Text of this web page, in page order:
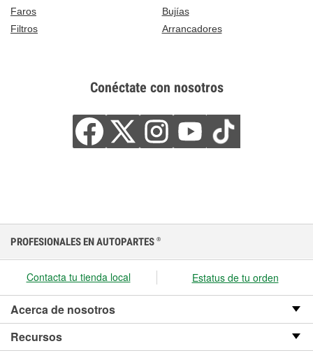
Faros
Bujías
Filtros
Arrancadores
Conéctate con nosotros
PROFESIONALES EN AUTOPARTES ®
Contacta tu tienda local Estatus de tu orden
Acerca de nosotros
Recursos